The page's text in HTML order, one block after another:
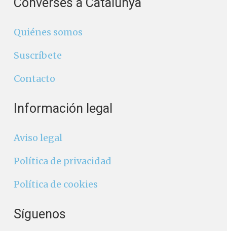
Converses a Catalunya
Quiénes somos
Suscríbete
Contacto
Información legal
Aviso legal
Política de privacidad
Política de cookies
Síguenos